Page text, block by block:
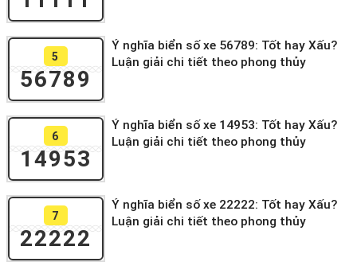
5
56789
Ý nghĩa biển số xe 56789: Tốt hay Xấu?
Luận giải chi tiết theo phong thủy
6
14953
Ý nghĩa biển số xe 14953: Tốt hay Xấu?
Luận giải chi tiết theo phong thủy
7
22222
Ý nghĩa biển số xe 22222: Tốt hay Xấu?
Luận giải chi tiết theo phong thủy